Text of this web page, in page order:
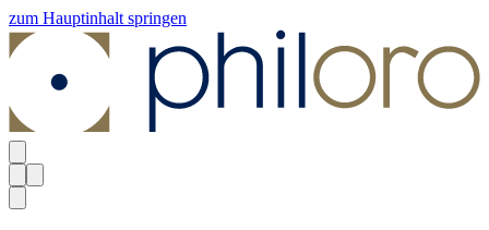
zum Hauptinhalt springen